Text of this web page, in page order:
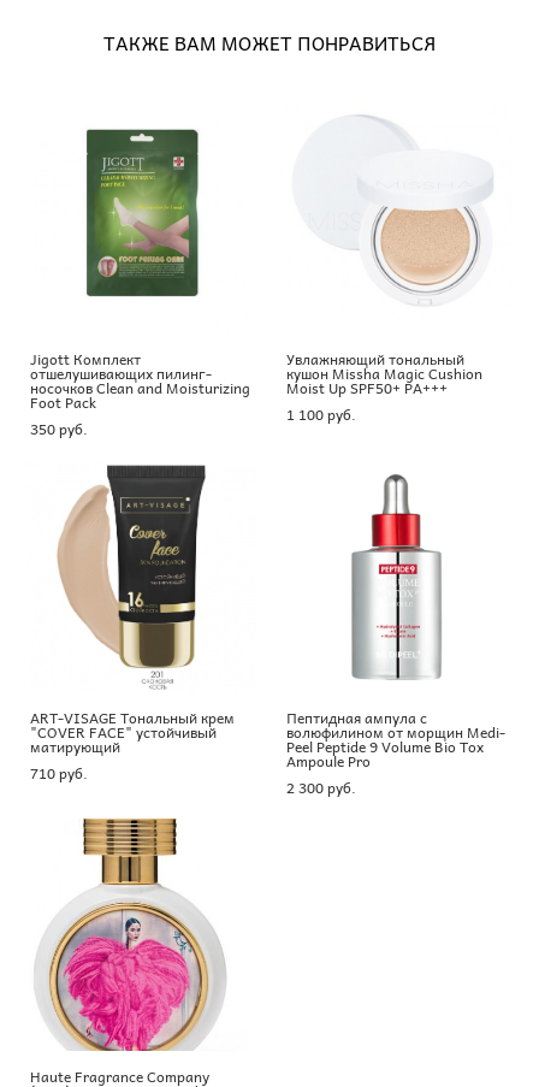
ТАКЖЕ ВАМ МОЖЕТ ПОНРАВИТЬСЯ
Jigott Комплект
отшелушивающих пилинг-
носочков Clean and Moisturizing
Foot Pack
350 pуб.
Увлажняющий тональный
кушон Missha Magic Cushion
Moist Up SPF50+ PA+++
1 100 pуб.
ART-VISAGE Тональный крем
"COVER FACE" устойчивый
матирующий
710 pуб.
Пептидная ампула с
волюфилином от морщин Medi-
Peel Peptide 9 Volume Bio Tox
Ampoule Pro
2 300 pуб.
Haute Fragrance Company